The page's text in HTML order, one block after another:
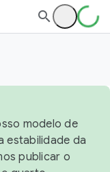
modelo de
estabilidade da
publicar o